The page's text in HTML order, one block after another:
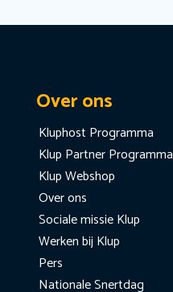
Over ons
Kluphost Programma
Klup Partner Programma
Klup Webshop
Over ons
Sociale missie Klup
Werken bij Klup
Pers
Nationale Snertdag